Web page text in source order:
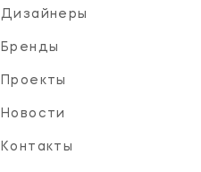
Дизайнеры
Бренды
Проекты
Новости
Контакты